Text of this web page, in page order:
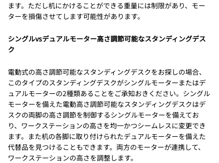
ます。ただし机にかけることができる重量には制限があり、モー
ターを損傷させてします可能性があります。
シングルvsデュアルモーター高さ調節可能なスタンディングデス
ク
電動式の高さ調節可能なスタンディングデスクをお探しの場合、
このタイプのスタンディングデスクがシングルモーターまたはデ
ュアルモーターの2種類あることをご承知おきください。シングル
モーターを備えた電動高さ調節可能なスタンディングデスクはデ
スクの両脚の高さ調節を制御するシングルモーターを備えてお
り、ワークステーションの高さを均一かつシームレスに変更でき
ます。また机の各脚に取り付けられたデュアルモーターを備えた
代替品を見つけることもできます。両方のモーターが連携して、
ワークステーションの高さを調整します。